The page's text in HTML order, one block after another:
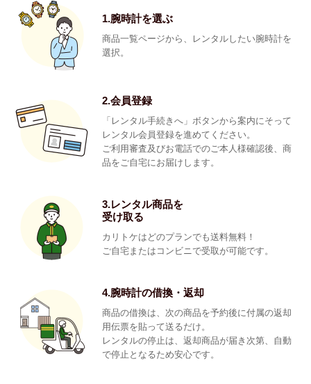
1.腕時計を選ぶ
商品一覧ページから、レンタルしたい腕時計を
選択。
2.会員登録
「レンタル手続きへ」ボタンから案内にそって
レンタル会員登録を進めてください。
ご利用審査及びお電話でのご本人様確認後、商
品をご自宅にお届けします。
3.レンタル商品を
受け取る
カリトケはどのプランでも送料無料！
ご自宅またはコンビニで受取が可能です。
4.腕時計の借換・返却
商品の借換は、次の商品を予約後に付属の返却
用伝票を貼って送るだけ。
レンタルの停止は、返却商品が届き次第、自動
で停止となるため安心です。